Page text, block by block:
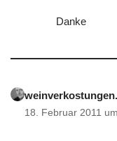
Danke
18. Februar 2011